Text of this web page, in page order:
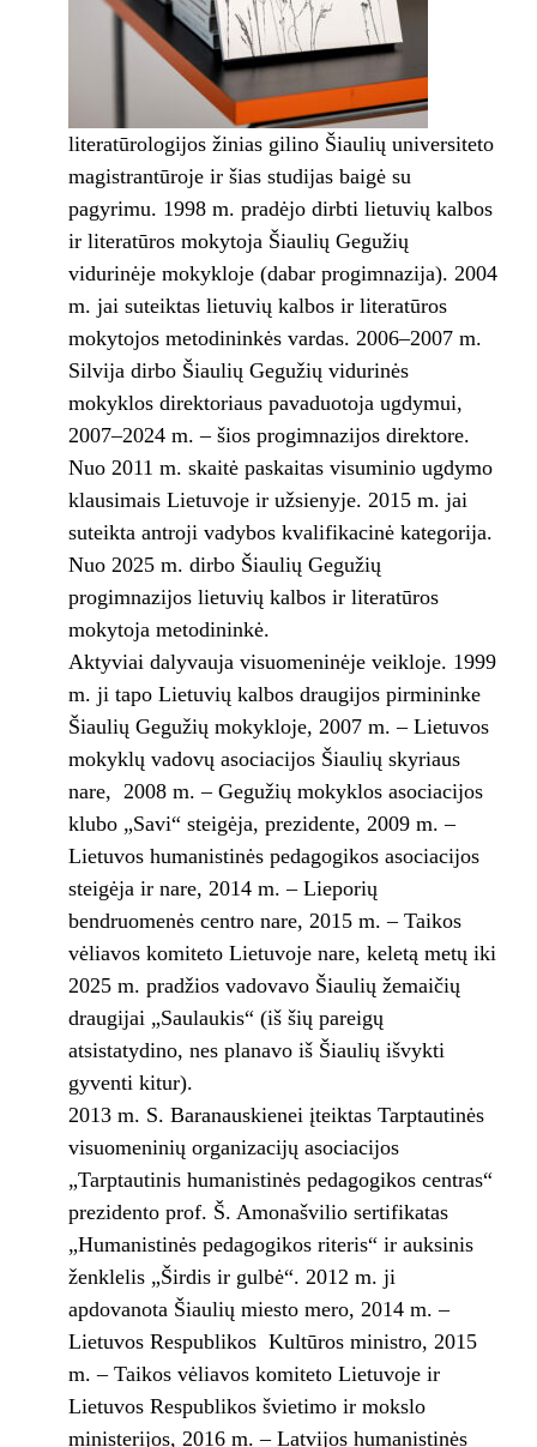
literatūrologijos žinias gilino Šiaulių universiteto
magistrantūroje ir šias studijas baigė su
pagyrimu. 1998 m. pradėjo dirbti lietuvių kalbos
ir literatūros mokytoja Šiaulių Gegužių
vidurinėje mokykloje (dabar progimnazija). 2004
m. jai suteiktas lietuvių kalbos ir literatūros
mokytojos metodininkės vardas. 2006–2007 m.
Silvija dirbo Šiaulių Gegužių vidurinės
mokyklos direktoriaus pavaduotoja ugdymui,
2007–2024 m. – šios progimnazijos direktore.
Nuo 2011 m. skaitė paskaitas visuminio ugdymo
klausimais Lietuvoje ir užsienyje. 2015 m. jai
suteikta antroji vadybos kvalifikacinė kategorija.
Nuo 2025 m. dirbo Šiaulių Gegužių
progimnazijos lietuvių kalbos ir literatūros
mokytoja metodininkė.
Aktyviai dalyvauja visuomeninėje veikloje. 1999
m. ji tapo Lietuvių kalbos draugijos pirmininke
Šiaulių Gegužių mokykloje, 2007 m. – Lietuvos
mokyklų vadovų asociacijos Šiaulių skyriaus
nare, 2008 m. – Gegužių mokyklos asociacijos
klubo „Savi“ steigėja, prezidente, 2009 m. –
Lietuvos humanistinės pedagogikos asociacijos
steigėja ir nare, 2014 m. – Lieporių
bendruomenės centro nare, 2015 m. – Taikos
vėliavos komiteto Lietuvoje nare, keletą metų iki
2025 m. pradžios vadovavo Šiaulių žemaičių
draugijai „Saulaukis“ (iš šių pareigų
atsistatydino, nes planavo iš Šiaulių išvykti
gyventi kitur).
2013 m. S. Baranauskienei įteiktas Tarptautinės
visuomeninių organizacijų asociacijos
„Tarptautinis humanistinės pedagogikos centras“
prezidento prof. Š. Amonašvilio sertifikatas
„Humanistinės pedagogikos riteris“ ir auksinis
ženklelis „Širdis ir gulbė“. 2012 m. ji
apdovanota Šiaulių miesto mero, 2014 m. –
Lietuvos Respublikos Kultūros ministro, 2015
m. – Taikos vėliavos komiteto Lietuvoje ir
Lietuvos Respublikos švietimo ir mokslo
ministerijos, 2016 m. – Latvijos humanistinės